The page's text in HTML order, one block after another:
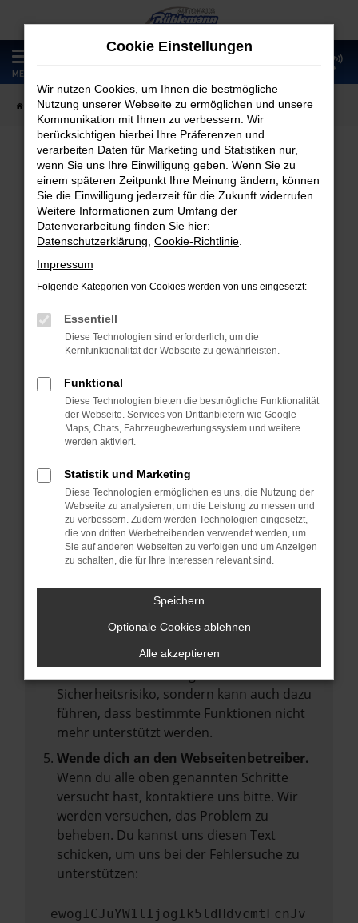
Zum
Hauptinhalt
springen
MENÜ
Startseite Fahrzeugangebote Fahrzeugmarkt
Fahrzeugmarkt
Fehler: Network Error
Beim Laden ist ein Fehler aufgetreten.
Hier sind ein paar Tipps, die dir helfen können:
Überprüfe deine Firewall und deine
Laden andere Webseiten, zum Beispiel
deine Suchmaschine?
Prüfe deine Browsererweiterungen.
Manche Erweiterungen, wie Werbeblocker,
können das Laden bestimmter Seiten
verhindern. Funktioniert die Seite in einem
anderen Browser oder in einem privaten
Fenster?
Starte dein Gerät neu.
vorübergehende Probleme zu beheben.
Betriebssystem auf dem neuesten Stand
Veraltete Software birgt nicht nur ein
Sicherheitsrisiko, sondern kann auch dazu
führen, dass bestimmte Funktionen nicht
mehr unterstützt werden.
Wende dich an den Webseitenbetreiber.
Wenn du alle oben genannten Schritte
versucht hast, kontaktiere uns bitte. Wir
werden versuchen, das Problem zu
beheben. Du kannst uns diesen Text
schicken, um uns bei der Fehlersuche zu
unterstützen:
ewogICJuYW1lIjogIk5ldHdvcmtFcnJv
Cookie Einstellungen
Wir nutzen Cookies, um Ihnen die bestmögliche
Nutzung unserer Webseite zu ermöglichen und unsere
Kommunikation mit Ihnen zu verbessern. Wir
berücksichtigen hierbei Ihre Präferenzen und
verarbeiten Daten für Marketing und Statistiken nur,
wenn Sie uns Ihre Einwilligung geben. Wenn Sie zu
einem späteren Zeitpunkt Ihre Meinung ändern, können
Sie die Einwilligung jederzeit für die Zukunft widerrufen.
Weitere Informationen zum Umfang der
Datenverarbeitung finden Sie hier:
Datenschutzerklärung Cookie-Richtlinie
Impressum
Folgende Kategorien von Cookies werden von uns eingesetzt:
Essentiell
Diese Technologien sind erforderlich, um die
Kernfunktionalität der Webseite zu gewährleisten.
Funktional
Diese Technologien bieten die bestmögliche Funktionalität
der Webseite. Services von Drittanbietern wie Google
Maps, Chats, Fahrzeugbewertungssystem und weitere
werden aktiviert.
Statistik und Marketing
Diese Technologien ermöglichen es uns, die Nutzung der
Webseite zu analysieren, um die Leistung zu messen und
zu verbessern. Zudem werden Technologien eingesetzt,
die von dritten Werbetreibenden verwendet werden, um
Sie auf anderen Webseiten zu verfolgen und um Anzeigen
zu schalten, die für Ihre Interessen relevant sind.
Speichern
Optionale Cookies ablehnen
Alle akzeptieren